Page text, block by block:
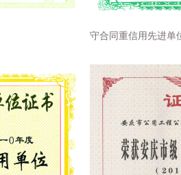
守合同重信用先进单